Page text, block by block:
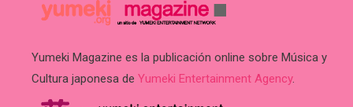
Yumeki Magazine es la publicación online sobre Música y
Cultura japonesa de Yumeki Entertainment Agency.